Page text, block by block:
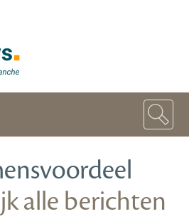
alle berichten